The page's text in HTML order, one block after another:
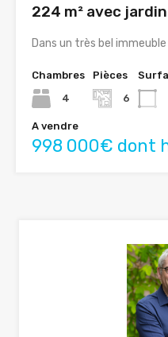
224 m² avec
Dans un très bel
Chambres
4
Pièces
6
A vendre
998 000€ dont